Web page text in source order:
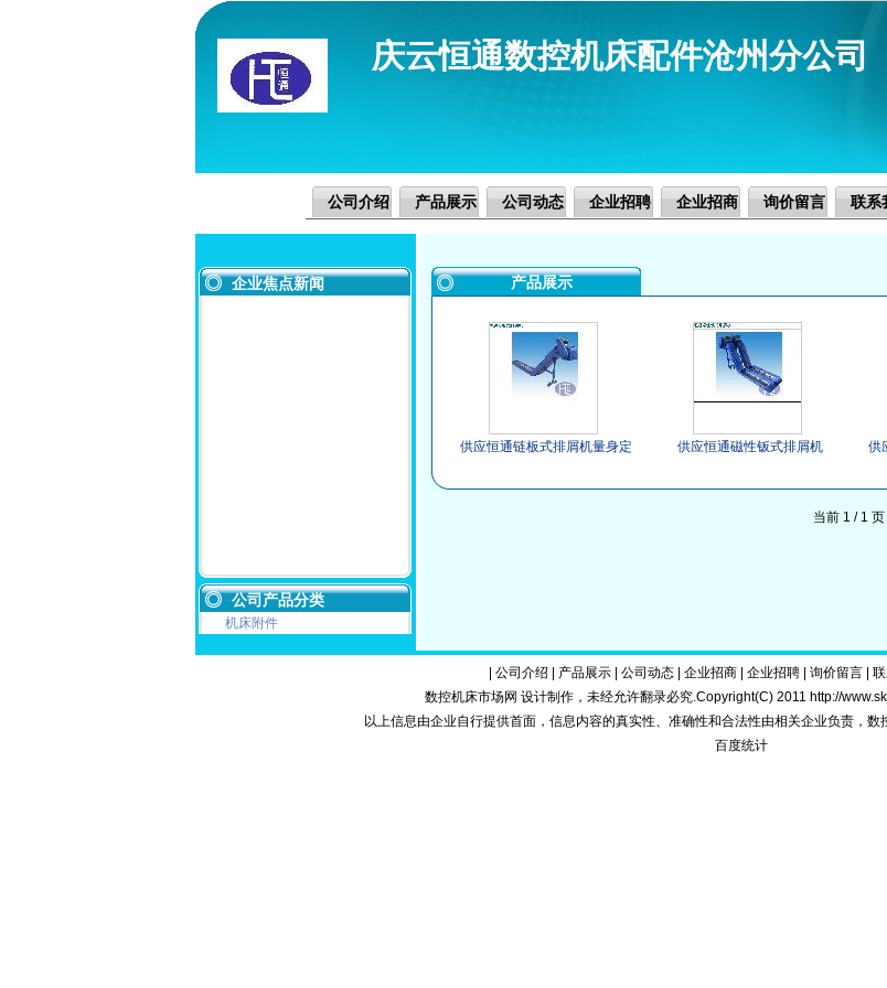
庆云恒通数控机床配件沧州分公司
公司介绍 产品展示 公司动态 企业招聘 企业招商 询价留言 联系
企业焦点新闻
公司产品分类
机床附件
产品展示
供应恒通链板式排屑机量身定
供应恒通磁性钣式排屑机
供
当前 1 / 1 页
公司介绍 产品展示| 公司动态| 企业招商| 企业招聘| 询价留言|
数控机床市场网 设计制作，未经允许翻录必究.Copyright(C) 2011 http://
以上信息由企业自行提供首面，信息内容的真实性、准确性和合法性由相关企业负责，数
百度统计